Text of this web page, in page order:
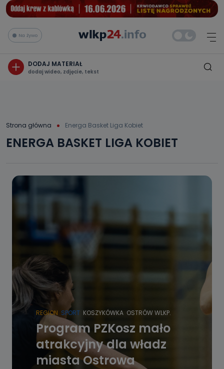
Na żywo
DODAJ MATERIAŁ
dodaj wideo, zdjęcie, tekst
Strona główna Energa Basket Liga Kobiet
ENERGA BASKET LIGA KOBIET
REGION SPORT KOSZYKÓWKA OSTRÓW WLKP.
Program PZKosz mało
atrakcyjny dla władz
miasta Ostrowa